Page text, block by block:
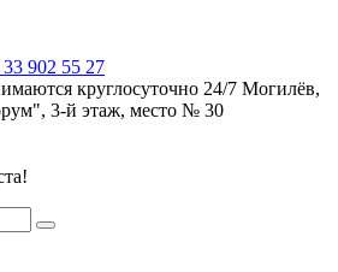
902 55 27
круглосуточно 24/7 Могилёв,
3-й этаж, место № 30